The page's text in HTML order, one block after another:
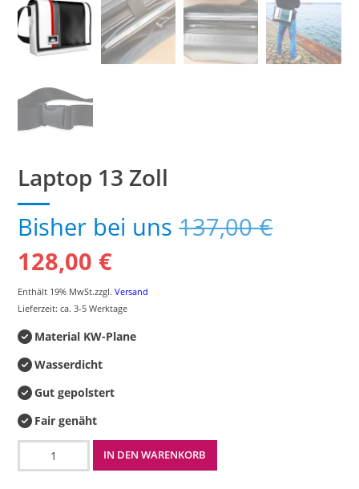
Laptop 13 Zoll
Bisher bei uns 137,00€
128,00 €Aktueller
Preis
ist:
Enthält 19% MwSt.zzgl.Versand
Lieferzeit: ca. 3-5 Werktage
Material KW-Plane
Wasserdicht
Gut gepolstert
Fair genäht
Laptop
IN DEN WARENKORB